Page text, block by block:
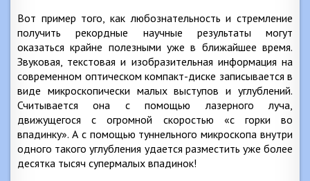
Вот пример того, как любознательность и стремление
получить рекордные научные результаты могут
оказаться крайне полезными уже в ближайшее время.
Звуковая, текстовая и изобразительная информация на
современном оптическом компакт-диске записывается в
виде микроскопически малых выступов и углублений.
Считывается она с помощью лазерного луча,
движущегося с огромной скоростью «с горки во
впадинку». А с помощью туннельного микроскопа внутри
одного такого углубления удается разместить уже более
десятка тысяч супермалых впадинок!